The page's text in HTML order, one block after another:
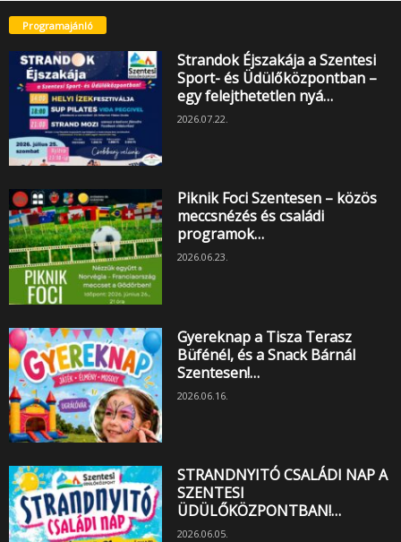
Programajánló
Strandok Éjszakája a Szentesi
Sport- és Üdülőközpontban –
egy felejthetetlen nyá…
2026.07.22.
Piknik Foci Szentesen – közös
meccsnézés és családi
programok…
2026.06.23.
Gyereknap a Tisza Terasz
Büfénél, és a Snack Bárnál
Szentesen!…
2026.06.16.
STRANDNYITÓ CSALÁDI NAP A
SZENTESI
ÜDÜLŐKÖZPONTBAN!…
2026.06.05.